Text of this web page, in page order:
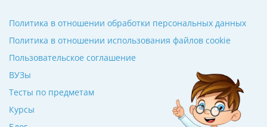
ВУЗы
Тесты по предметам
Курсы
Политика в отношении обработки персональных данных
Политика в отношении использования файлов cookie
Пользовательское соглашение